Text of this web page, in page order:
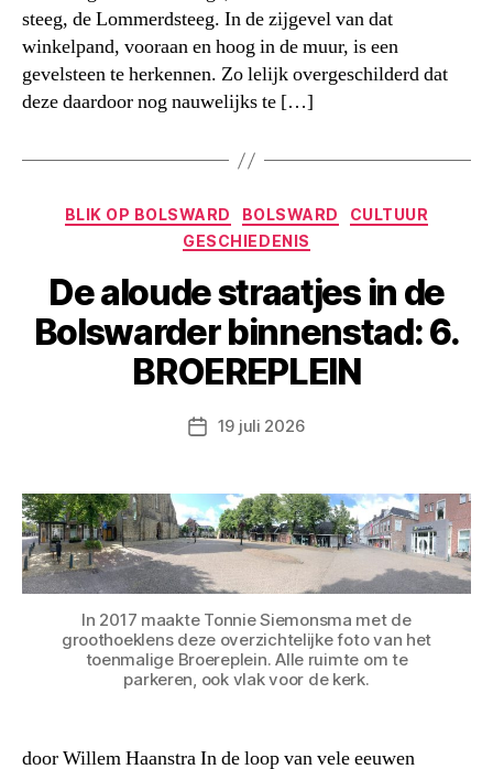
steeg, de Lommerdsteeg. In de zijgevel van dat
winkelpand, vooraan en hoog in de muur, is een
gevelsteen te herkennen. Zo lelijk overgeschilderd dat
deze daardoor nog nauwelijks te […]
Categorieën
BLIK OP BOLSWARD BOLSWARD
CULTUUR
GESCHIEDENIS
De aloude straatjes in de
Bolswarder binnenstad: 6.
BROEREPLEIN
Berichtdatum
19 juli 2026
In 2017 maakte Tonnie Siemonsma met de
groothoeklens deze overzichtelijke foto van het
toenmalige Broereplein. Alle ruimte om te
parkeren, ook vlak voor de kerk.
door Willem Haanstra In de loop van vele eeuwen